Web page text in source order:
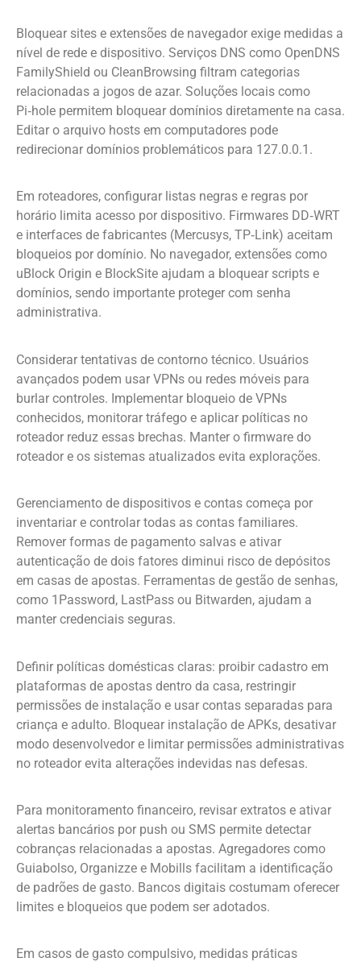
Bloquear sites e extensões de navegador exige medidas a
nível de rede e dispositivo. Serviços DNS como OpenDNS
FamilyShield ou CleanBrowsing filtram categorias
relacionadas a jogos de azar. Soluções locais como
Pi‑hole permitem bloquear domínios diretamente na casa.
Editar o arquivo hosts em computadores pode
redirecionar domínios problemáticos para 127.0.0.1.
Em roteadores, configurar listas negras e regras por
horário limita acesso por dispositivo. Firmwares DD‑WRT
e interfaces de fabricantes (Mercusys, TP‑Link) aceitam
bloqueios por domínio. No navegador, extensões como
uBlock Origin e BlockSite ajudam a bloquear scripts e
domínios, sendo importante proteger com senha
administrativa.
Considerar tentativas de contorno técnico. Usuários
avançados podem usar VPNs ou redes móveis para
burlar controles. Implementar bloqueio de VPNs
conhecidos, monitorar tráfego e aplicar políticas no
roteador reduz essas brechas. Manter o firmware do
roteador e os sistemas atualizados evita explorações.
Gerenciamento de dispositivos e contas começa por
inventariar e controlar todas as contas familiares.
Remover formas de pagamento salvas e ativar
autenticação de dois fatores diminui risco de depósitos
em casas de apostas. Ferramentas de gestão de senhas,
como 1Password, LastPass ou Bitwarden, ajudam a
manter credenciais seguras.
Definir políticas domésticas claras: proibir cadastro em
plataformas de apostas dentro da casa, restringir
permissões de instalação e usar contas separadas para
criança e adulto. Bloquear instalação de APKs, desativar
modo desenvolvedor e limitar permissões administrativas
no roteador evita alterações indevidas nas defesas.
Para monitoramento financeiro, revisar extratos e ativar
alertas bancários por push ou SMS permite detectar
cobranças relacionadas a apostas. Agregadores como
Guiabolso, Organizze e Mobills facilitam a identificação
de padrões de gasto. Bancos digitais costumam oferecer
limites e bloqueios que podem ser adotados.
Em casos de gasto compulsivo, medidas práticas